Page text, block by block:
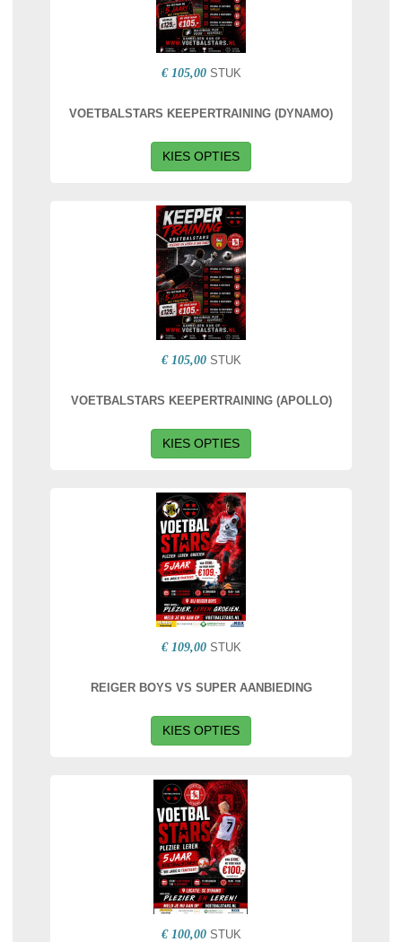
€ 105,00 STUK
VOETBALSTARS KEEPERTRAINING (DYNAMO)
KIES OPTIES
€ 105,00 STUK
VOETBALSTARS KEEPERTRAINING (APOLLO)
KIES OPTIES
€ 109,00 STUK
REIGER BOYS VS SUPER AANBIEDING
KIES OPTIES
€ 100,00 STUK